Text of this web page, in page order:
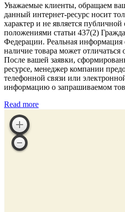
Уважаемые клиенты, обращаем
данный интернет-ресурс носит
характер и не является
положениями статьи 437(2)
Федерации. Реальная информация
наличие товара может отличаться
После вашей заявки,
ресурсе, менеджер компании
телефонной связи или
информацию о запрашиваемом
Read more